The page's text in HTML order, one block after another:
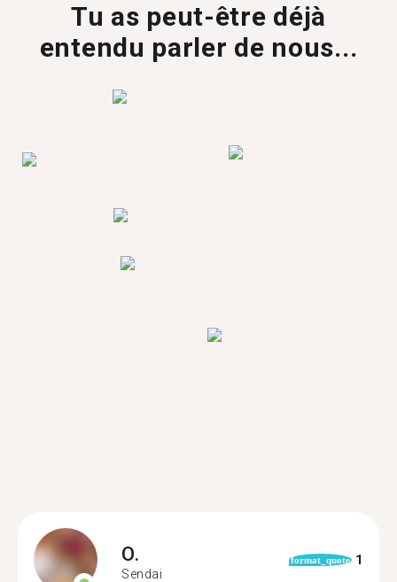
Tu as peut-être déjà
entendu parler de nous...
O.
Sendai
format_quote 1